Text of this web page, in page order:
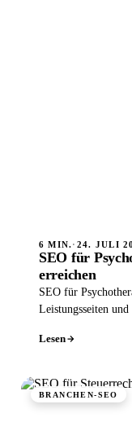
6 MIN.· 24. JULI
SEO für
erreichen
SEO für
Leistungsseiten und
Lesen
BRANCHEN-SEO